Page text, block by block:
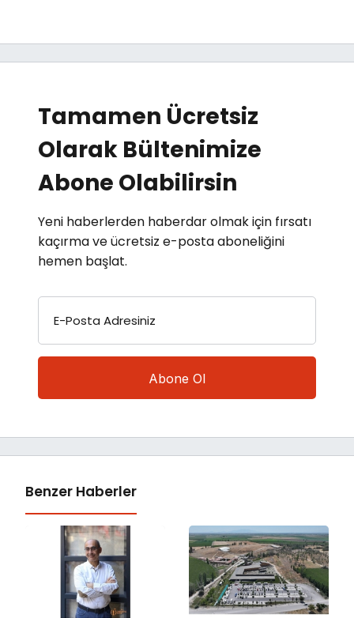
Tamamen Ücretsiz
Olarak Bültenimize
Abone Olabilirsin
Yeni haberlerden haberdar olmak için fırsatı
kaçırma ve ücretsiz e-posta aboneliğini
hemen başlat.
E-Posta Adresiniz
Benzer Haberler